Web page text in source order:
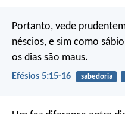
Portanto, vede
néscios, e sim como
os dias são maus.
Efésios 5:15-16 sabedoria